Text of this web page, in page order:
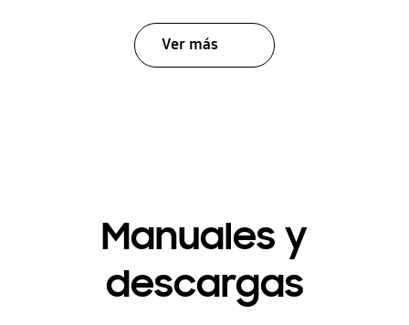
Ver más
Manuales y
descargas